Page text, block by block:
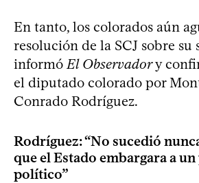
En tanto, los colorados aún
resolución de la SCJ sobre su
informó El Observadory
el diputado colorado por
Conrado Rodríguez.
Rodríguez: “No sucedió
que el Estado embargara a
político”